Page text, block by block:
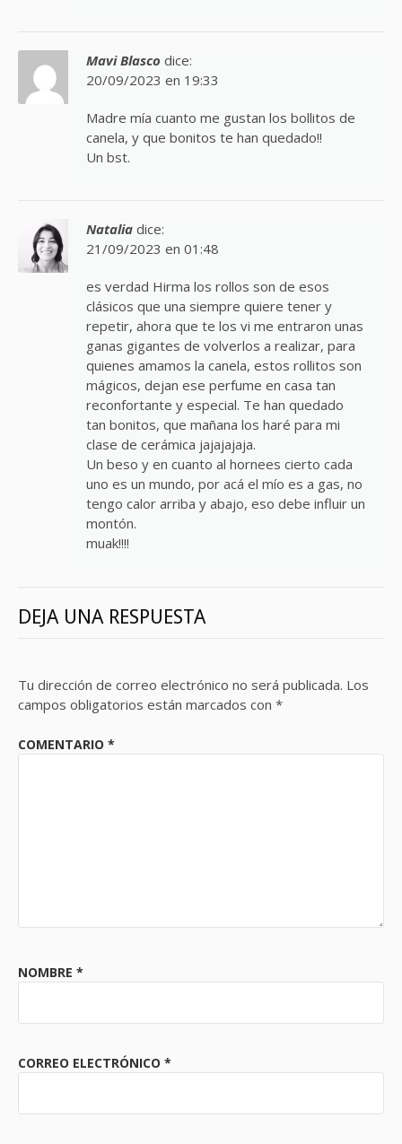
Mavi Blasco dice:
20/09/2023 en 19:33
Madre mía cuanto me gustan los bollitos de
canela, y que bonitos te han quedado!!
Un bst.
Natalia dice:
21/09/2023 en 01:48
es verdad Hirma los rollos son de esos
clásicos que una siempre quiere tener y
repetir, ahora que te los vi me entraron unas
ganas gigantes de volverlos a realizar, para
quienes amamos la canela, estos rollitos son
mágicos, dejan ese perfume en casa tan
reconfortante y especial. Te han quedado
tan bonitos, que mañana los haré para mi
clase de cerámica jajajajaja.
Un beso y en cuanto al hornees cierto cada
uno es un mundo, por acá el mío es a gas, no
tengo calor arriba y abajo, eso debe influir un
montón.
muak!!!!
DEJA UNA RESPUESTA
Tu dirección de correo electrónico no será publicada. Los
campos obligatorios están marcados con *
COMENTARIO *
NOMBRE *
CORREO ELECTRÓNICO *